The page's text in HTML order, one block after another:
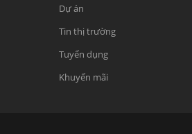
Dự án
Tin thị trường
Tuyển dụng
Khuyến mãi